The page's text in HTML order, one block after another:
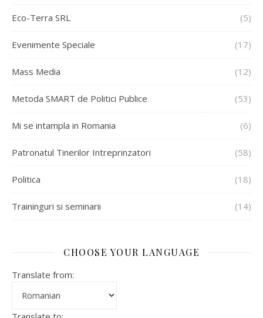
Eco-Terra SRL (5)
Evenimente Speciale (17)
Mass Media (12)
Metoda SMART de Politici Publice (53)
Mi se intampla in Romania (6)
Patronatul Tinerilor Intreprinzatori (58)
Politica (18)
Traininguri si seminarii (14)
CHOOSE YOUR LANGUAGE
Translate from: